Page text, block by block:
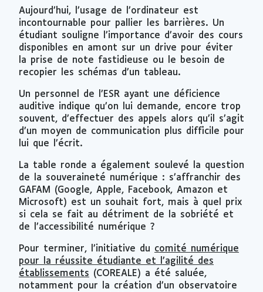
Aujourd’hui, l’usage de l’ordinateur est
incontournable pour pallier les barrières. Un
étudiant souligne l’importance d’avoir des cours
disponibles en amont sur un drive pour éviter
la prise de note fastidieuse ou le besoin de
recopier les schémas d’un tableau.
Un personnel de l’ESR ayant une déficience
auditive indique qu’on lui demande, encore trop
souvent, d’effectuer des appels alors qu’il s’agit
d’un moyen de communication plus difficile pour
lui que l’écrit.
La table ronde a également soulevé la question
de la souveraineté numérique : s’affranchir des
GAFAM (Google, Apple, Facebook, Amazon et
Microsoft) est un souhait fort, mais à quel prix
si cela se fait au détriment de la sobriété et
de l’accessibilité numérique ?
Pour terminer, l’initiative du comité numérique
pour la réussite étudiante et l’agilité des
établissements (COREALE) a été saluée,
notamment pour la création d’un observatoire